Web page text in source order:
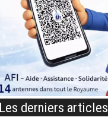
Les derniers articles